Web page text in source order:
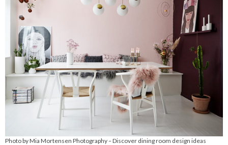
Photo by Mia Mortensen Photography–Discover dining room design ideas